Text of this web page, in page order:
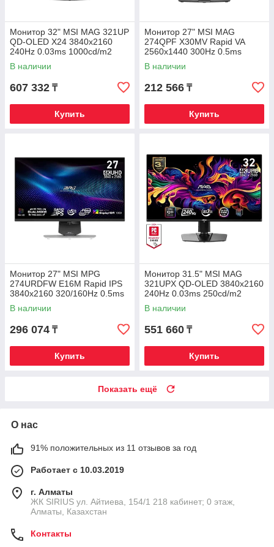
Монитор 32" MSI MAG 321UP
QD-OLED X24 3840x2160
240Hz 0.03ms 1000cd/m2
1.5M:1 2xHDMI 1xDP 1xType-
C
В наличии
607 332 ₸
Купить
Монитор 27" MSI MAG
274QPF X30MV Rapid VA
2560x1440 300Hz 0.5ms
1000cd/m2 4500:1 2xHDMI
1xDP HAS
В наличии
212 566 ₸
Купить
Монитор 27" MSI MPG
274URDFW E16M Rapid IPS
3840x2160 320/160Hz 0.5ms
1000cd/m2 1000:1 2xHDMI
1xDP
В наличии
296 074 ₸
Купить
Монитор 31.5" MSI MAG
321UPX QD-OLED 3840x2160
240Hz 0.03ms 250cd/m2
1.5M:1 2xHDMI 1xDP 1xType-
C HAS
В наличии
551 660 ₸
Купить
Показать ещё
О нас
91% положительных из 11 отзывов за год
Работает с 10.03.2019
г. Алматы
​ЖК SIRIUS​ ул. Айтиева, 154/1​ 218 кабинет; 0 этаж,
Алматы, Казахстан
Контакты